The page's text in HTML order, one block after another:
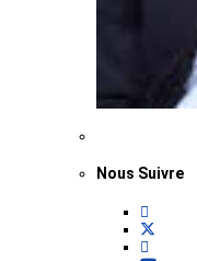
Nous Suivre